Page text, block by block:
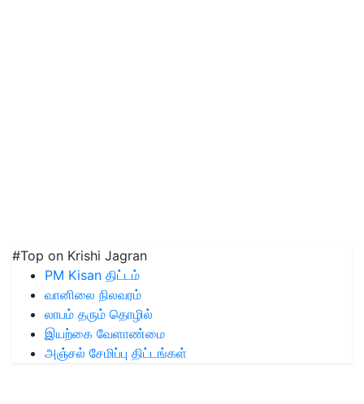
#Top on Krishi Jagran
PM Kisan திட்டம்
வானிலை நிலவரம்
லாபம் தரும் தொழில்
இயற்கை வேளாண்மை
அஞ்சல் சேமிப்பு திட்டங்கள்